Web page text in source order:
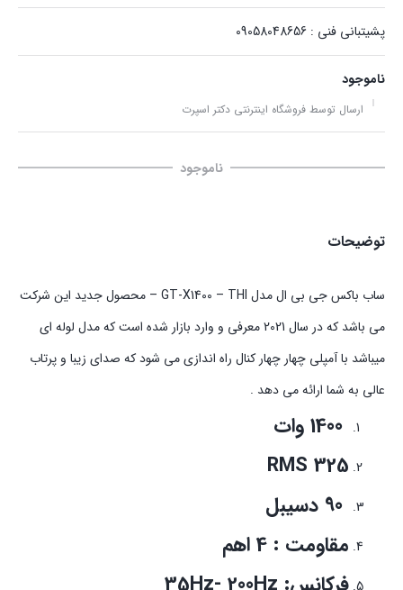
پشیتبانی فنی : 09058048656
ناموجود
ارسال توسط فروشگاه اینترنتی دکتر اسپرت
ناموجود
توضیحات
ساب باکس جی بی ال مدل GT-X1400 – THI – محصول جدید این شرکت
می باشد که در سال 2021 معرفی و وارد بازار شده است که مدل لوله ای
میباشد با آمپلی چهار چهار کنال راه اندازی می شود که صدای زیبا و پرتاب
عالی به شما ارائه می دهد .
325 RMS
مقاومت : 4 اهم